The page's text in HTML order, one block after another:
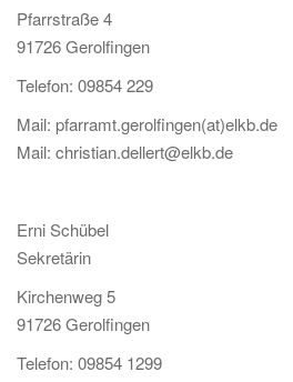
Pfarrstraße 4
91726 Gerolfingen
Telefon: 09854 229
Mail: pfarramt.gerolfingen(at)elkb.de
Mail: christian.dellert@elkb.de
Erni Schübel
Sekretärin
Kirchenweg 5
91726 Gerolfingen
Telefon: 09854 1299